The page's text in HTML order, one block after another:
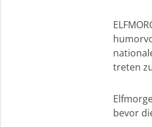
treten
bevor